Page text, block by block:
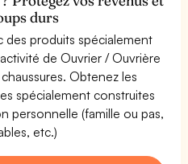
durs
des produits spécialement
de Ouvrier / Ouvrière
Obtenez les
spécialement construites
personnelle (famille ou pas,
etc.)